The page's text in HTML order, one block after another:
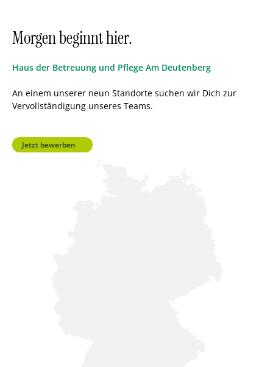
Individuelle Überraschungen für
Geburtstage und Feiertage.
Tatkraft
Würdevolles Altern als oberstes
Arbeitsziel aller Mitarbeitenden.
positive Zusammenarbeit.
Morgen beginnt hier.
Haus der Betreuung und Pflege Am Deutenberg
An einem unserer neun Standorte suchen wir Dich zur
Vervollständigung unseres Teams.
Jetzt bewerben